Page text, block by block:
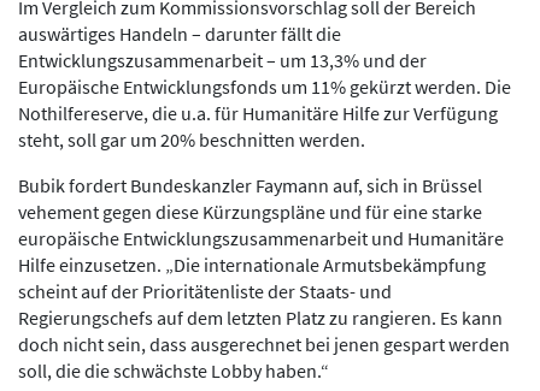
Im Vergleich zum Kommissionsvorschlag soll der Bereich
auswärtiges Handeln – darunter fällt die
Entwicklungszusammenarbeit – um 13,3% und der
Europäische Entwicklungsfonds um 11% gekürzt werden. Die
Nothilfereserve, die u.a. für Humanitäre Hilfe zur Verfügung
steht, soll gar um 20% beschnitten werden.
Bubik fordert Bundeskanzler Faymann auf, sich in Brüssel
vehement gegen diese Kürzungspläne und für eine starke
europäische Entwicklungszusammenarbeit und Humanitäre
Hilfe einzusetzen. „Die internationale Armutsbekämpfung
scheint auf der Prioritätenliste der Staats- und
Regierungschefs auf dem letzten Platz zu rangieren. Es kann
doch nicht sein, dass ausgerechnet bei jenen gespart werden
soll, die die schwächste Lobby haben.“